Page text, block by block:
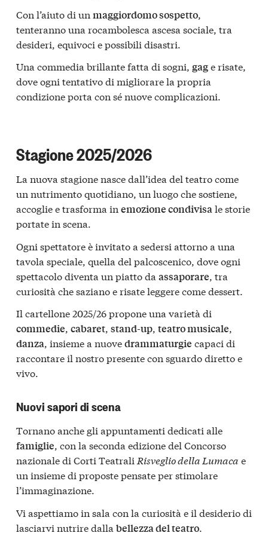
Con l’aiuto di un maggiordomo sospetto,
tenteranno una rocambolesca ascesa sociale, tra
desideri, equivoci e possibili disastri.
Una commedia brillante fatta di sogni, gage risate,
dove ogni tentativo di migliorare la propria
condizione porta con sé nuove complicazioni.
Stagione 2025/2026
La nuova stagione nasce dall’idea del teatro come
un nutrimento quotidiano, un luogo che sostiene,
accoglie e trasforma in emozione condivisale storie
portate in scena.
Ogni spettatore è invitato a sedersi attorno a una
tavola speciale, quella del palcoscenico, dove ogni
spettacolo diventa un piatto da assaporare, tra
curiosità che saziano e risate leggere come dessert.
Il cartellone 2025/26 propone una varietà di
commedie, cabaret, stand-up, teatro musicale,
danza, insieme a nuovedrammaturgie capaci di
raccontare il nostro presente con sguardo diretto e
vivo.
Nuovi sapori di scena
Tornano anche gli appuntamenti dedicati alle
famiglie, con la seconda edizione del Concorso
nazionale di Corti Teatrali Risveglio della Lumaca e
un insieme di proposte pensate per stimolare
l’immaginazione.
Vi aspettiamo in sala con la curiosità e il desiderio di
lasciarvi nutrire dalla bellezza del teatro.